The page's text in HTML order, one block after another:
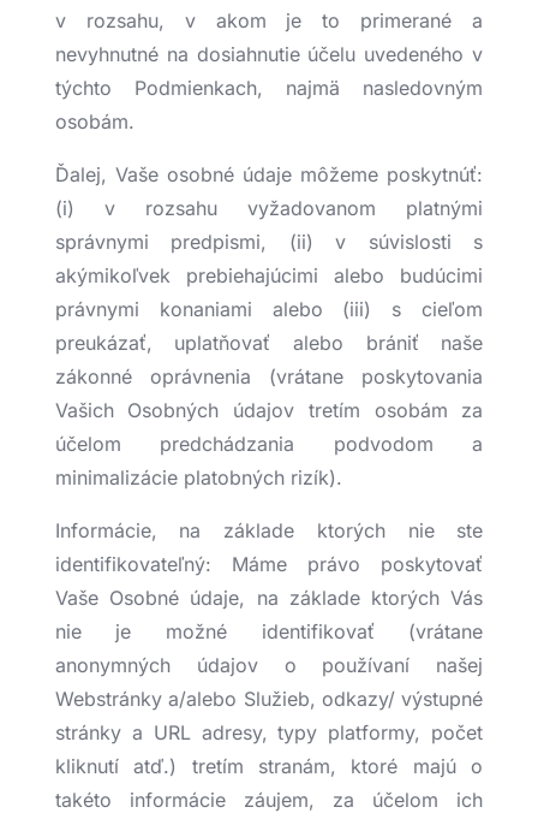
v rozsahu, v akom je to primerané a
nevyhnutné na dosiahnutie účelu uvedeného v
týchto Podmienkach, najmä nasledovným
osobám.
Ďalej, Vaše osobné údaje môžeme poskytnúť:
(i) v rozsahu vyžadovanom platnými
správnymi predpismi, (ii) v súvislosti s
akýmikoľvek prebiehajúcimi alebo budúcimi
právnymi konaniami alebo (iii) s cieľom
preukázať, uplatňovať alebo brániť naše
zákonné oprávnenia (vrátane poskytovania
Vašich Osobných údajov tretím osobám za
účelom predchádzania podvodom a
minimalizácie platobných rizík).
Informácie, na základe ktorých nie ste
identifikovateľný: Máme právo poskytovať
Vaše Osobné údaje, na základe ktorých Vás
nie je možné identifikovať (vrátane
anonymných údajov o používaní našej
Webstránky a/alebo Služieb, odkazy/ výstupné
stránky a URL adresy, typy platformy, počet
kliknutí atď.) tretím stranám, ktoré majú o
takéto informácie záujem, za účelom ich